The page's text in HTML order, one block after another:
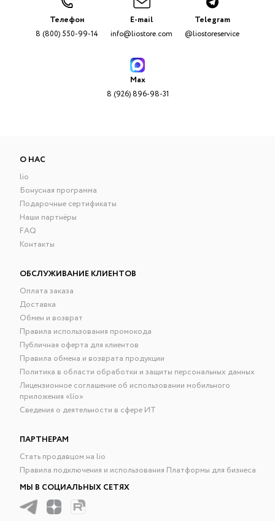
Телефон
8 (800) 550-99-14
E-mail
info@liostore.com
Telegram
@liostoreservice
Max
8 (926) 896-98-31
О НАС
lio
Бонусная программа
Подарочные сертификаты
Наши партнёры
FAQ
Контакты
ОБСЛУЖИВАНИЕ КЛИЕНТОВ
Оплата заказа
Доставка
Обмен и возврат
Правила использования промокода
Публичная оферта для клиентов
Правила обмена и возврата продукции
Политика в области обработки и защиты персональных данных
Лицензионное соглашение об использовании мобильного
приложения «lío»
Сведения о деятельности в сфере ИТ
ПАРТНЕРАМ
Стать продавцом на lio
Правила подключения и использования Платформы для бизнеса
МЫ В СОЦИАЛЬНЫХ СЕТЯХ